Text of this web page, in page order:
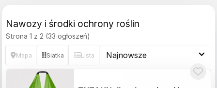
Nawozy i środki ochrony roślin
Strona 1 z 2 (33 ogłoszeń)
Mapa Siatka Lista